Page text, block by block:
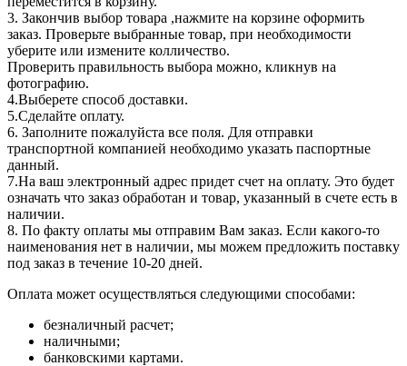
3. Закончив выбор товара ,нажмите на корзине оформить
заказ. Проверьте выбранные товар, при необходимости
уберите или измените колличество.
Проверить правильность выбора можно, кликнув на
фотографию.
4.Выберете способ доставки.
5.Сделайте оплату.
6. Заполните пожалуйста все поля. Для отправки
транспортной компанией необходимо указать паспортные
данный.
7.На ваш электронный адрес придет счет на оплату. Это будет
означать что заказ обработан и товар, указанный в счете есть в
наличии.
8. По факту оплаты мы отправим Вам заказ. Если какого-то
наименования нет в наличии, мы можем предложить поставку
под заказ в течение 10-20 дней.
Оплата может осуществляться следующими способами:
безналичный расчет;
наличными;
банковскими картами.